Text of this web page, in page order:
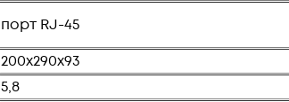
порт RJ-45
200х290х93
5,8